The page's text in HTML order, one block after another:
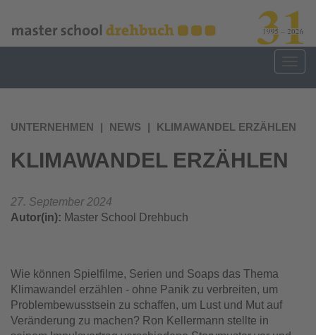
Inhalt
UNTERNEHMEN NEWS KLIMAWANDEL ERZÄHLEN
KLIMAWANDEL ERZÄHLEN
27. September 2024
Autor(in): Master School Drehbuch
Wie können Spielfilme, Serien und Soaps das Thema
Klimawandel erzählen - ohne Panik zu verbreiten, um
Problembewusstsein zu schaffen, um Lust und Mut auf
Veränderung zu machen? Ron Kellermann stellte in